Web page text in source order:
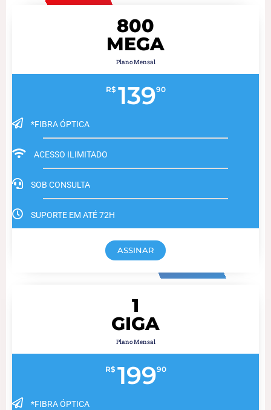
800
MEGA
Plano Mensal
R$ 13990
*FIBRA ÓPTICA
ACESSO ILIMITADO
SOB CONSULTA
SUPORTE EM ATÉ 72H
ASSINAR
1
GIGA
Plano Mensal
R$ 19990
*FIBRA ÓPTICA